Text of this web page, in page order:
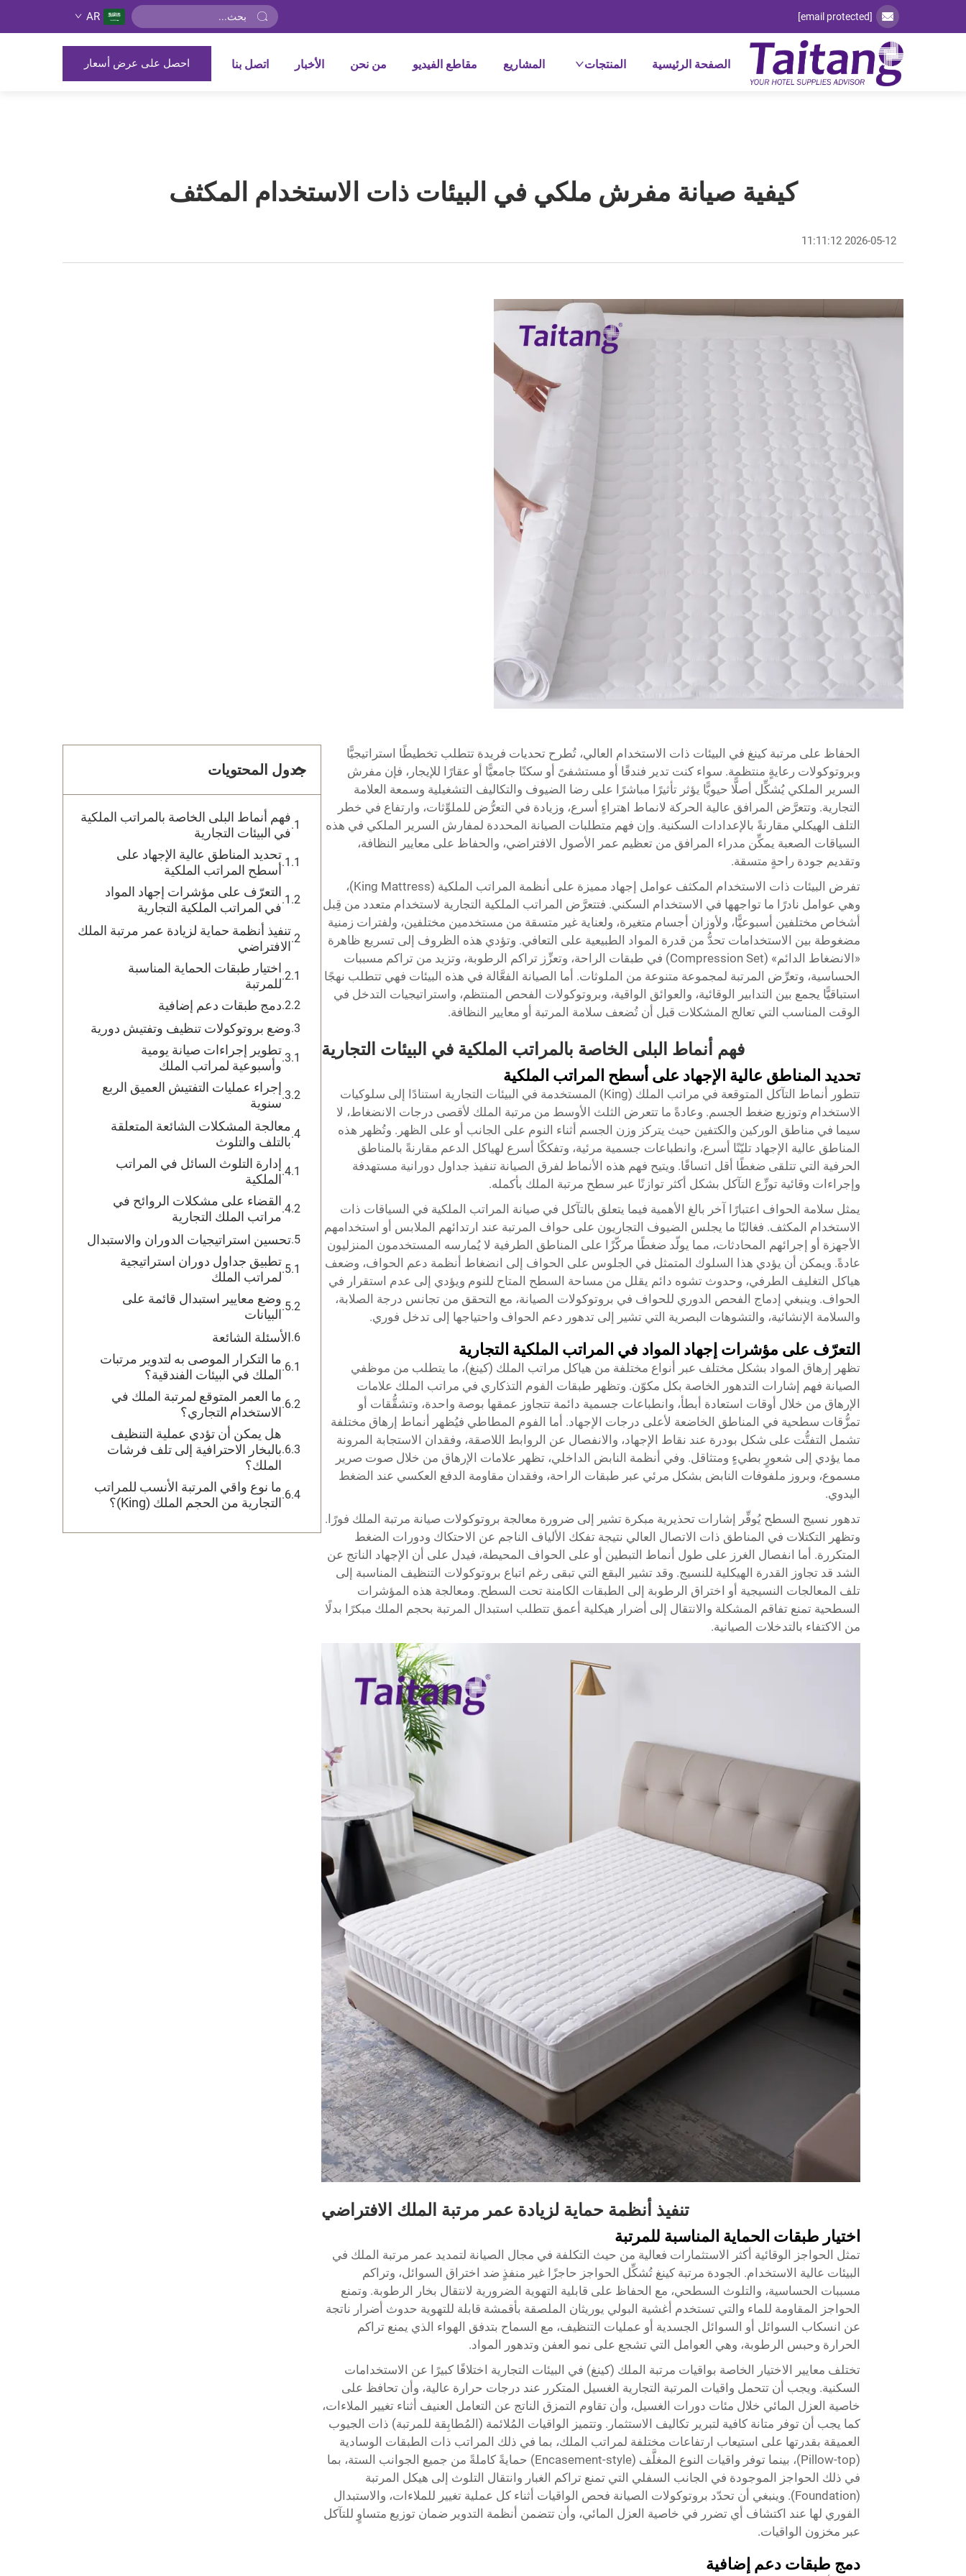
[email protected]
AR
الصفحة الرئيسية المنتجات المشاريع مقاطع الفيديو من نحن الأخبار اتصل بنا احصل على عرض أسعار
كيفية صيانة مفرش ملكي في البيئات ذات الاستخدام المكثف
2026-05-12 11:11:12
الحفاظ على مرتبة كينغ في البيئات ذات الاستخدام العالي، تُطرح تحديات فريدة تتطلب تخطيطًا استراتيجيًّا
وبروتوكولات رعايةٍ منتظمة. سواء كنت تدير فندقًا أو مستشفىً أو سكنًا جامعيًّا أو عقارًا للإيجار، فإن مفرش
السرير الملكي يُشكِّل أصلًّا حيويًّا يؤثر تأثيرًا مباشرًا على رضا الضيوف والتكاليف التشغيلية وسمعة العلامة
التجارية. وتتعرَّض المرافق عالية الحركة لانماط اهتراءٍ أسرع، وزيادة في التعرُّض للملوِّثات، وارتفاع في خطر
التلف الهيكلي مقارنةً بالإعدادات السكنية. وإن فهم متطلبات الصيانة المحددة لمفارش السرير الملكي في هذه
السياقات الصعبة يمكِّن مدراء المرافق من تعظيم عمر الأصول الافتراضي، والحفاظ على معايير النظافة،
وتقديم جودة راحةٍ متسقة.
تفرض البيئات ذات الاستخدام المكثف عوامل إجهاد مميزة على أنظمة المراتب الملكية (King Mattress)،
وهي عوامل نادرًا ما تواجهها في الاستخدام السكني. فتتعرَّض المراتب الملكية التجارية لاستخدام متعدد من قِبل
أشخاص مختلفين أسبوعيًّا، ولأوزان أجسام متغيرة، ولعناية غير متسقة من مستخدمين مختلفين، ولفترات زمنية
مضغوطة بين الاستخدامات تحدُّ من قدرة المواد الطبيعية على التعافي. وتؤدي هذه الظروف إلى تسريع ظاهرة
«الانضغاط الدائم» (Compression Set) في طبقات الراحة، وتعزِّز تراكم الرطوبة، وتزيد من تراكم مسببات
الحساسية، وتعرِّض المرتبة لمجموعة متنوعة من الملوثات. أما الصيانة الفعَّالة في هذه البيئات فهي تتطلب نهجًا
استباقيًّا يجمع بين التدابير الوقائية، والعوائق الواقية، وبروتوكولات الفحص المنتظم، واستراتيجيات التدخل في
الوقت المناسب التي تعالج المشكلات قبل أن تُضعف سلامة المرتبة أو معايير النظافة.
فهم أنماط البلى الخاصة بالمراتب الملكية في البيئات التجارية
تحديد المناطق عالية الإجهاد على أسطح المراتب الملكية
تتطور أنماط التآكل المتوقعة في مراتب الملك (King) المستخدمة في البيئات التجارية استنادًا إلى سلوكيات
الاستخدام وتوزيع ضغط الجسم. وعادةً ما تتعرض الثلث الأوسط من مرتبة الملك لأقصى درجات الانضغاط، لا
سيما في مناطق الوركين والكتفين حيث يتركز وزن الجسم أثناء النوم على الجانب أو على الظهر. وتُظهر هذه
المناطق عالية الإجهاد تليّنًا أسرع، وانطباعات جسمية مرئية، وتفككًا أسرع لهياكل الدعم مقارنةً بالمناطق
الحرفية التي تتلقى ضغطًا أقل اتساقًا. ويتيح فهم هذه الأنماط لفرق الصيانة تنفيذ جداول دورانية مستهدفة
وإجراءات وقائية توزِّع التآكل بشكل أكثر توازنًا عبر سطح مرتبة الملك بأكمله.
يمثل سلامة الحواف اعتبارًا آخر بالغ الأهمية فيما يتعلق بالتآكل في صيانة المراتب الملكية في السياقات ذات
الاستخدام المكثف. فغالبًا ما يجلس الضيوف التجاريون على حواف المرتبة عند ارتدائهم الملابس أو استخدامهم
الأجهزة أو إجرائهم المحادثات، مما يولّد ضغطًا مركّزًا على المناطق الطرفية لا يُمارسه المستخدمون المنزليون
عادةً. ويمكن أن يؤدي هذا السلوك المتمثل في الجلوس على الحواف إلى انضغاط أنظمة دعم الحواف، وضعف
هياكل التغليف الطرفي، وحدوث تشوه دائم يقلل من مساحة السطح المتاح للنوم ويؤدي إلى عدم استقرار في
الحواف. وينبغي إدماج الفحص الدوري للحواف في بروتوكولات الصيانة، مع التحقق من تجانس درجة الصلابة،
والسلامة الإنشائية، والتشوهات البصرية التي تشير إلى تدهور دعم الحواف واحتياجها إلى تدخل فوري.
التعرّف على مؤشرات إجهاد المواد في المراتب الملكية التجارية
تظهر إرهاق المواد بشكل مختلف عبر أنواع مختلفة من هياكل مراتب الملك (كينغ)، ما يتطلب من موظفي
الصيانة فهم إشارات التدهور الخاصة بكل مكوّن. وتظهر طبقات الفوم التذكاري في مراتب الملك علامات
الإرهاق من خلال أوقات استعادة أبطأ، وانطباعات جسمية دائمة تتجاوز عمقها بوصة واحدة، وتشقُّقات أو
تمزُّقات سطحية في المناطق الخاضعة لأعلى درجات الإجهاد. أما الفوم المطاطي فيُظهر أنماط إرهاق مختلفة
تشمل التفتُّت على شكل بودرة عند نقاط الإجهاد، والانفصال عن الروابط اللاصقة، وفقدان الاستجابة المرونة
مما يؤدي إلى شعورٍ بطيءٍ ومتثاقل. وفي أنظمة النابض الداخلي، تظهر علامات الإرهاق من خلال صوت صرير
مسموع، وبروز ملفوفات النابض بشكل مرئي عبر طبقات الراحة، وفقدان مقاومة الدفع العكسي عند الضغط
اليدوي.
تدهور نسيج السطح يُوفِّر إشارات تحذيرية مبكرة تشير إلى ضرورة معالجة بروتوكولات صيانة مرتبة الملك فورًا.
وتظهر التكتلات في المناطق ذات الاتصال العالي نتيجة تفكك الألياف الناجم عن الاحتكاك ودورات الضغط
المتكررة. أما انفصال الغرز على طول أنماط التبطين أو على الحواف المحيطة، فيدل على أن الإجهاد الناتج عن
الشد قد تجاوز القدرة الهيكلية للنسيج. وقد تشير البقع التي تبقى رغم اتباع بروتوكولات التنظيف المناسبة إلى
تلف المعالجات النسيجية أو اختراق الرطوبة إلى الطبقات الكامنة تحت السطح. ومعالجة هذه المؤشرات
السطحية تمنع تفاقم المشكلة والانتقال إلى أضرار هيكلية أعمق تتطلب استبدال المرتبة بحجم الملك مبكرًا بدلًا
من الاكتفاء بالتدخلات الصيانية.
تنفيذ أنظمة حماية لزيادة عمر مرتبة الملك الافتراضي
اختيار طبقات الحماية المناسبة للمرتبة
تمثل الحواجز الوقائية أكثر الاستثمارات فعالية من حيث التكلفة في مجال الصيانة لتمديد عمر مرتبة الملك في
البيئات عالية الاستخدام. الجودة مرتبة كينغ تُشكِّل الحواجز حاجزًا غير منفذٍ ضد اختراق السوائل، وتراكم
مسببات الحساسية، والتلوث السطحي، مع الحفاظ على قابلية التهوية الضرورية لانتقال بخار الرطوبة. وتمنع
الحواجز المقاومة للماء والتي تستخدم أغشية البولي يوريثان الملصقة بأقمشة قابلة للتهوية حدوث أضرار ناتجة
عن انسكاب السوائل أو السوائل الجسدية أو عمليات التنظيف، مع السماح بتدفق الهواء الذي يمنع تراكم
الحرارة وحبس الرطوبة، وهي العوامل التي تشجع على نمو العفن وتدهور المواد.
تختلف معايير الاختيار الخاصة بواقيات مرتبة الملك (كينغ) في البيئات التجارية اختلافًا كبيرًا عن الاستخدامات
السكنية. ويجب أن تتحمل واقيات المرتبة التجارية الغسيل المتكرر عند درجات حرارة عالية، وأن تحافظ على
خاصية العزل المائي خلال مئات دورات الغسيل، وأن تقاوم التمزق الناتج عن التعامل العنيف أثناء تغيير الملاءات،
كما يجب أن توفر متانة كافية لتبرير تكاليف الاستثمار. وتتميز الواقيات المُلائمة (المُطابِقة للمرتبة) ذات الجيوب
العميقة بقدرتها على استيعاب ارتفاعات مختلفة لمراتب الملك، بما في ذلك المراتب ذات الطبقات الوسادية
(Pillow-top)، بينما توفر واقيات النوع المغلَّف (Encasement-style) حمايةً كاملةً من جميع الجوانب الستة، بما
في ذلك الحواجز الموجودة في الجانب السفلي التي تمنع تراكم الغبار وانتقال التلوث إلى هيكل المرتبة
(Foundation). وينبغي أن تحدّد بروتوكولات الصيانة فحص الواقيات أثناء كل عملية تغيير للملاءات، والاستبدال
الفوري لها عند اكتشاف أي تضرر في خاصية العزل المائي، وأن تتضمن أنظمة التدوير ضمان توزيع متساوٍ للتآكل
عبر مخزون الواقيات.
دمج طبقات دعم إضافية
جدول المحتويات
فهم أنماط البلى الخاصة بالمراتب الملكية
في البيئات التجارية
تحديد المناطق عالية الإجهاد على
أسطح المراتب الملكية
التعرّف على مؤشرات إجهاد المواد
في المراتب الملكية التجارية
تنفيذ أنظمة حماية لزيادة عمر مرتبة الملك
الافتراضي
اختيار طبقات الحماية المناسبة
للمرتبة
دمج طبقات دعم إضافية
وضع بروتوكولات تنظيف وتفتيش دورية
تطوير إجراءات صيانة يومية
وأسبوعية لمراتب الملك
إجراء عمليات التفتيش العميق الربع
سنوية
معالجة المشكلات الشائعة المتعلقة
بالتلف والتلوث
إدارة التلوث السائل في المراتب
الملكية
القضاء على مشكلات الروائح في
مراتب الملك التجارية
تحسين استراتيجيات الدوران والاستبدال
تطبيق جداول دوران استراتيجية
لمراتب الملك
وضع معايير استبدال قائمة على
البيانات
الأسئلة الشائعة
ما التكرار الموصى به لتدوير مرتبات
الملك في البيئات الفندقية؟
ما العمر المتوقع لمرتبة الملك في
الاستخدام التجاري؟
هل يمكن أن تؤدي عملية التنظيف
بالبخار الاحترافية إلى تلف فرشات
الملك؟
ما نوع واقي المرتبة الأنسب للمراتب
التجارية من الحجم الملك (King)؟